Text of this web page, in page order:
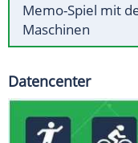
Memo-Spiel mit
Maschinen
Datencenter